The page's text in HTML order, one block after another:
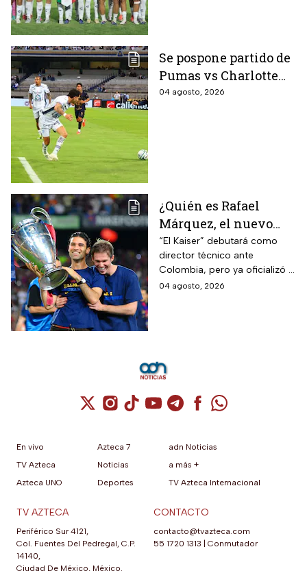
Se pospone partido de
Pumas vs Charlotte
FC en el inicio de la
04 agosto, 2026
¿Quién es Rafael
Márquez, el nuevo
entrenador de la
Selección Mexicana
que debutará con
Colombia, Perú y
“El Kaiser” debutará como
director técnico ante
Colombia, pero ya oficializó la
fecha de su primer encuentro
04 agosto, 2026
Cuenta de X / Twitter (se abre en una
Cuenta de Instagram (se abre en una
Cuenta de TikTok (se abre en
Cuenta de YouTube (se abre
Cuenta de Telegram (se
Cuenta de
Cuenta de
En vivo
TV Azteca
Azteca UNO
Azteca 7
Noticias
Deportes
adn Noticias
a más +
TV Azteca Internacional
TV AZTECA
Periférico Sur 4121,
Col. Fuentes Del Pedregal, C.P.
14140,
Ciudad De México, México.
CONTACTO
contacto@tvazteca.com
55 1720 1313
Conmutador